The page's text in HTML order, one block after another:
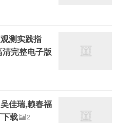
测实践指
完整电子版
佳瑞,赖春福
载
2